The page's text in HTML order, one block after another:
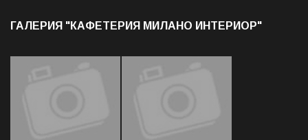
ГАЛЕРИЯ "КАФЕТЕРИЯ МИЛАНО ИНТЕРИОР"